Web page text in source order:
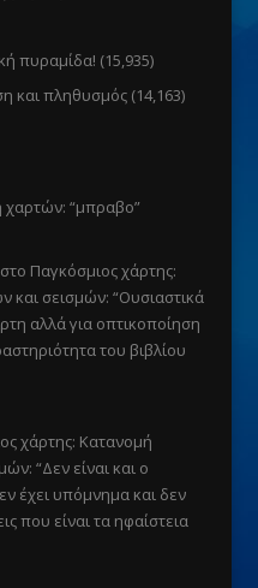
πυραμίδα! (15,935)
και πληθυσμός (14,163)
χαρτών: “μπραβο”
Παγκόσμιος χάρτης:
και σεισμών: “Ουσιαστικά
αλλά για οπτικοποίηση
του βιβλίου
χάρτης: Κατανομή
: “Δεν είναι και ο
έχει υπόμνημα και δεν
που είναι τα ηφαίστεια